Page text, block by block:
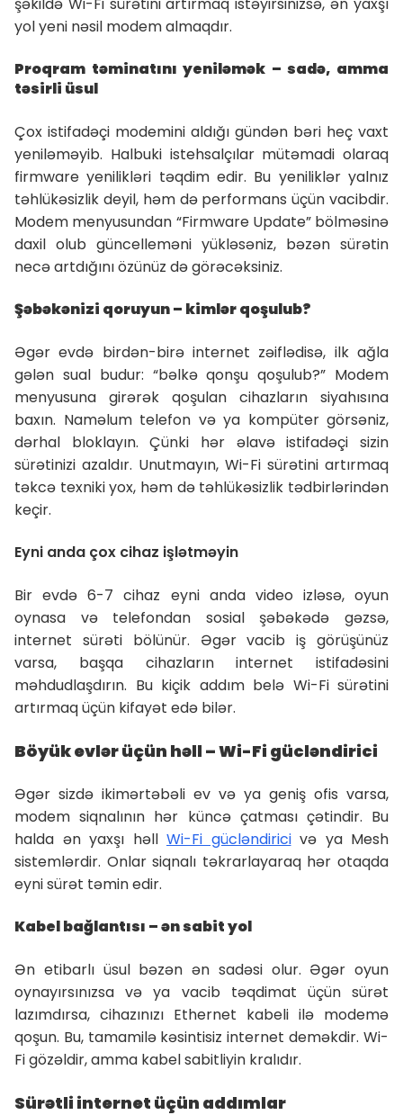
yol yeni nəsil modem almaqdır.
Proqram təminatını yeniləmək – sadə, amma
təsirli üsul
Çox istifadəçi modemini aldığı gündən bəri heç vaxt
yeniləməyib. Halbuki istehsalçılar mütəmadi olaraq
firmware yenilikləri təqdim edir. Bu yeniliklər yalnız
təhlükəsizlik deyil, həm də performans üçün vacibdir.
Modem menyusundan “Firmware Update” bölməsinə
daxil olub güncelleməni yükləsəniz, bəzən sürətin
necə artdığını özünüz də görəcəksiniz.
Şəbəkənizi qoruyun – kimlər qoşulub?
Əgər evdə birdən-birə internet zəiflədisə, ilk ağla
gələn sual budur: “bəlkə qonşu qoşulub?” Modem
menyusuna girərək qoşulan cihazların siyahısına
baxın. Naməlum telefon və ya kompüter görsəniz,
dərhal bloklayın. Çünki hər əlavə istifadəçi sizin
sürətinizi azaldır. Unutmayın, Wi-Fi sürətini artırmaq
təkcə texniki yox, həm də təhlükəsizlik tədbirlərindən
keçir.
Eyni anda çox cihaz işlətməyin
Bir evdə 6-7 cihaz eyni anda video izləsə, oyun
oynasa və telefondan sosial şəbəkədə gəzsə,
internet sürəti bölünür. Əgər vacib iş görüşünüz
varsa, başqa cihazların internet istifadəsini
məhdudlaşdırın. Bu kiçik addım belə Wi-Fi sürətini
artırmaq üçün kifayət edə bilər.
Böyük evlər üçün həll – Wi-Fi gücləndirici
Əgər sizdə ikimərtəbəli ev və ya geniş ofis varsa,
modem siqnalının hər küncə çatması çətindir. Bu
halda ən yaxşı həll Wi-Fi gücləndiricivə ya Mesh
sistemlərdir. Onlar siqnalı təkrarlayaraq hər otaqda
eyni sürət təmin edir.
Kabel bağlantısı – ən sabit yol
Ən etibarlı üsul bəzən ən sadəsi olur. Əgər oyun
oynayırsınızsa və ya vacib təqdimat üçün sürət
lazımdırsa, cihazınızı Ethernet kabeli ilə modemə
qoşun. Bu, tamamilə kəsintisiz internet deməkdir. Wi-
Fi gözəldir, amma kabel sabitliyin kralıdır.
Sürətli internet üçün addımlar